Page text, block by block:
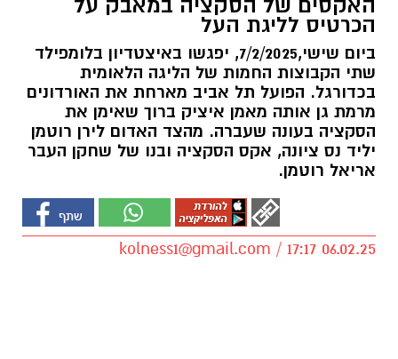
האקסים של הסקציה במאבק על
הכרטיס לליגת העל
ביום שישי,7/2/2025, יפגשו באיצטדיון בלומפילד
שתי הקבוצות החמות של הליגה הלאומית
בכדורגל. הפועל תל אביב מארחת את האורדונים
מרמת גן אותה מאמן איציק ברוך שאימן את
הסקציה בעונה שעברה. מהצד האדום לירן רוטמן
יליד נס ציונה, אקס הסקציה ובנו של שחקן העבר
אריאל רוטמן.
kolness1@gmail.com / 17:17 06.02.25